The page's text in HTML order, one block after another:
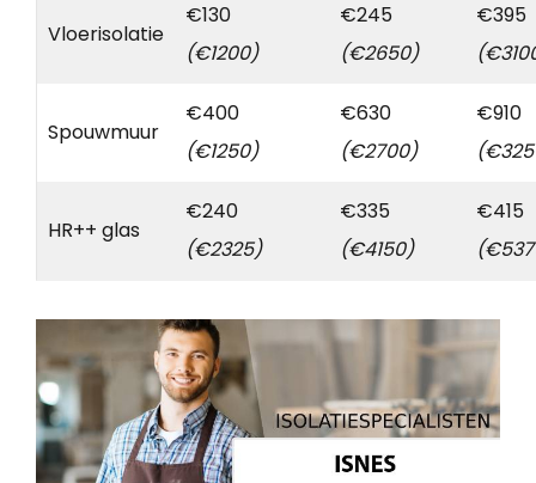
Vloerisolatie
€130
(€1200)
€245
(€2650)
€395
Spouwmuur
€400
(€1250)
€630
(€2700)
€910
HR++ glas
€240
(€2325)
€335
(€4150)
€415